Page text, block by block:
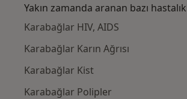
Yakın zamanda aranan bazı
Karabağlar HIV, AIDS
Karabağlar Karın Ağrısı
Karabağlar Kist
Karabağlar Polipler